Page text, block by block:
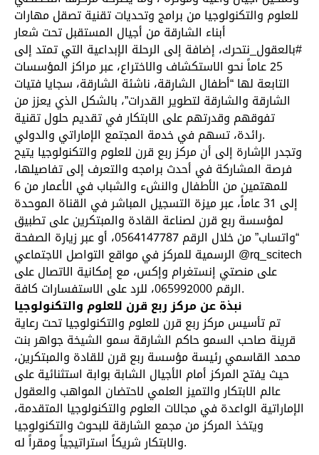
للعلوم والتكنولوجيا من برامج وتحديات تقنية تصقل مهارات
أبناء الشارقة من أجيال المستقبل تحت شعار
#بالعقول_نتحرك، إضافة إلى الرحلة الإبداعية التي تمتد إلى
25 عاماً نحو الاستكشاف والاختراع، عبر مراكز المؤسسات
التابعة لها “أطفال الشارقة، ناشئة الشارقة، سجايا فتيات
الشارقة والشارقة لتطوير القدرات”، بالشكل الذي يعزز من
تفوقهم وقدرتهم على الابتكار في تقديم حلول تقنية
رائدة، تسهم في خدمة المجتمع الإماراتي والدولي.
وتجدر الإشارة إلى أن مركز ربع قرن للعلوم والتكنولوجيا يتيح
فرصة المشاركة في أحدث برامجه والتعرف إلى تفاصيلها،
للمهتمين من الأطفال والنشء والشباب في الأعمار من 6
إلى 31 عاماً، عبر ميزة التسجيل المباشر في القناة الموحدة
لمؤسسة ربع قرن لصناعة القادة والمبتكرين على تطبيق
“واتساب” من خلال الرقم 0564147787، أو عبر زيارة الصفحة
الرسمية للمركز في مواقع التواصل الاجتماعي @rq_scitech
على منصتي إنستغرام وإكس، مع إمكانية الاتصال على
الرقم 065992000، للرد على الاستفسارات كافة.
نبذة عن مركز ربع قرن للعلوم والتكنولوجيا
تم تأسيس مركز ربع قرن للعلوم والتكنولوجيا تحت رعاية
قرينة صاحب السمو حاكم الشارقة سمو الشيخة جواهر بنت
محمد القاسمي رئيسة مؤسسة ربع قرن للقادة والمبتكرين،
حيث يفتح المركز أمام الأجيال الشابة بوابة استثنائية على
عالم الابتكار والتميز العلمي لاحتضان المواهب والعقول
الإماراتية الواعدة في مجالات العلوم والتكنولوجيا المتقدمة،
ويتخذ المركز من مجمع الشارقة للبحوث والتكنولوجيا
والابتكار شريكاً استراتيجياً ومقراً له.